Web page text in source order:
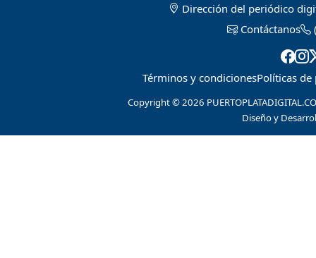
Dirección del periódico
Contáctanos
Términos y condicionesPolíticas de
Copyright © 2026
Diseño y